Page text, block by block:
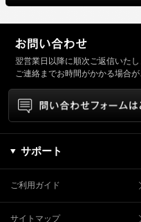
翌営業日以降に順次ご返信いたし
ご連絡までお時間がかかる場合
サポート
ご利用ガイド
サイトマップ